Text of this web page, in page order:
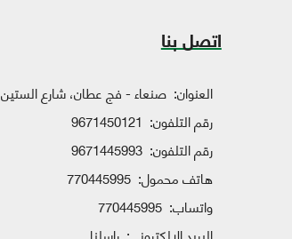
اتصل بنا
العنوان: صنعاء - فج عطان، شارع الستين
رقم التلفون: 9671450121
رقم التلفون: 9671445993
هاتف محمول: 770445995
واتساب: 770445995